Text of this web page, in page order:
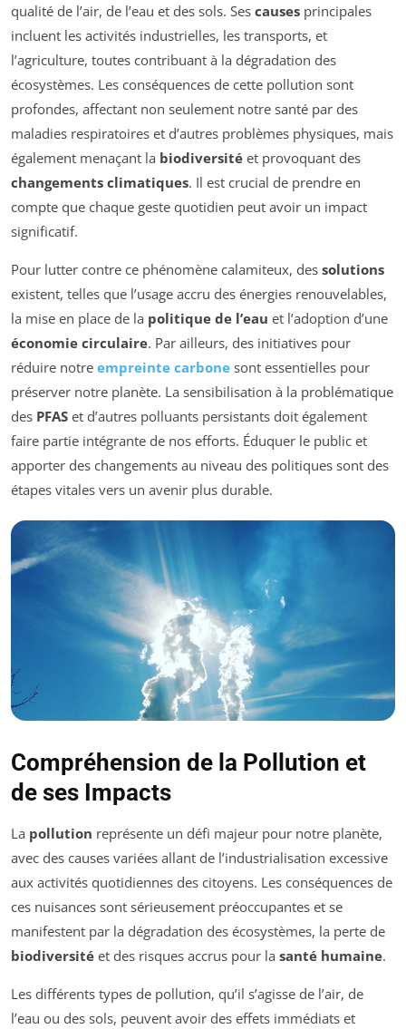
qualité de l’air, de l’eau et des sols. Ses causes principales
incluent les activités industrielles, les transports, et
l’agriculture, toutes contribuant à la dégradation des
écosystèmes. Les conséquences de cette pollution sont
profondes, affectant non seulement notre santé par des
maladies respiratoires et d’autres problèmes physiques, mais
également menaçant la biodiversité et provoquant des
changements climatiques. Il est crucial de prendre en
compte que chaque geste quotidien peut avoir un impact
significatif.
Pour lutter contre ce phénomène calamiteux, des solutions
existent, telles que l’usage accru des énergies renouvelables,
la mise en place de la politique de l’eau et l’adoption d’une
économie circulaire. Par ailleurs, des initiatives pour
réduire notre empreinte carbone sont essentielles pour
préserver notre planète. La sensibilisation à la problématique
des PFAS et d’autres polluants persistants doit également
faire partie intégrante de nos efforts. Éduquer le public et
apporter des changements au niveau des politiques sont des
étapes vitales vers un avenir plus durable.
Compréhension de la Pollution et
de ses Impacts
La pollution représente un défi majeur pour notre planète,
avec des causes variées allant de l’industrialisation excessive
aux activités quotidiennes des citoyens. Les conséquences de
ces nuisances sont sérieusement préoccupantes et se
manifestent par la dégradation des écosystèmes, la perte de
biodiversité et des risques accrus pour la santé humaine.
Les différents types de pollution, qu’il s’agisse de l’air, de
l’eau ou des sols, peuvent avoir des effets immédiats et